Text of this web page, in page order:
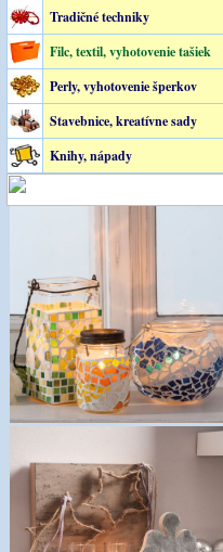
Tradičné techniky
Filc, textil, vyhotovenie tašiek
Perly, vyhotovenie šperkov
Stavebnice, kreatívne sady
Knihy, nápady